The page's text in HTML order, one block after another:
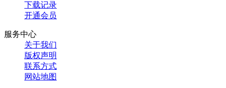
下载记录
开通会员
服务中心
关于我们
版权声明
联系方式
网站地图